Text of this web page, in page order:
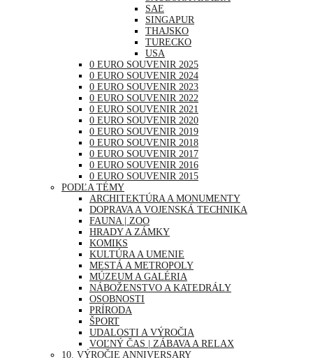
SAE
SINGAPUR
THAJSKO
TURECKO
USA
0 EURO SOUVENIR 2025
0 EURO SOUVENIR 2024
0 EURO SOUVENIR 2023
0 EURO SOUVENIR 2022
0 EURO SOUVENIR 2021
0 EURO SOUVENIR 2020
0 EURO SOUVENIR 2019
0 EURO SOUVENIR 2018
0 EURO SOUVENIR 2017
0 EURO SOUVENIR 2016
0 EURO SOUVENIR 2015
PODĽA TÉMY
ARCHITEKTÚRA A MONUMENTY
DOPRAVA A VOJENSKÁ TECHNIKA
FAUNA | ZOO
HRADY A ZÁMKY
KOMIKS
KULTÚRA A UMENIE
MESTÁ A METROPOLY
MÚZEUM A GALÉRIA
NÁBOŽENSTVO A KATEDRÁLY
OSOBNOSTI
PRÍRODA
ŠPORT
UDALOSTI A VÝROČIA
VOĽNÝ ČAS | ZÁBAVA A RELAX
10. VÝROČIE ANNIVERSARY